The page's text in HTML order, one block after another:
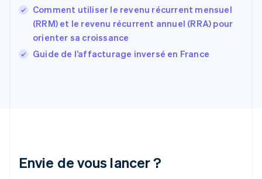
Comment utiliser le revenu récurrent mensuel
(RRM) et le revenu récurrent annuel (RRA) pour
orienter sa croissance
Guide de l’affacturage inversé en France
Envie de vous lancer ?
FrançaisEnglish
Gibraltar
English
Grèce
Japon